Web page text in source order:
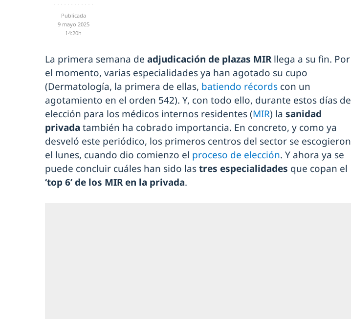
Publicada
9 mayo 2025
14:20h
La primera semana de adjudicación de plazas MIRllega a su fin. Por
el momento, varias especialidades ya han agotado su cupo
(Dermatología, la primera de ellas, batiendo récords con un
agotamiento en el orden 542). Y, con todo ello, durante estos días de
elección para los médicos internos residentes (MIR) la sanidad
privada también ha cobrado importancia. En concreto, y como ya
desveló este periódico, los primeros centros del sector se escogieron
el lunes, cuando dio comienzo el proceso de elección. Y ahora ya se
puede concluir cuáles han sido lastres especialidades que copan el
‘top 6’ de los MIR en la privada.